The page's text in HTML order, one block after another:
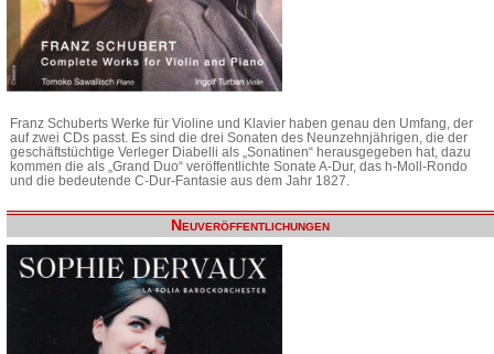
Franz Schuberts Werke für Violine und Klavier haben genau den Umfang, der
auf zwei CDs passt. Es sind die drei Sonaten des Neunzehnjährigen, die der
geschäftstüchtige Verleger Diabelli als „Sonatinen“ herausgegeben hat, dazu
kommen die als „Grand Duo“ veröffentlichte Sonate A-Dur, das h-Moll-Rondo
und die bedeutende C-Dur-Fantasie aus dem Jahr 1827.
Neuveröffentlichungen